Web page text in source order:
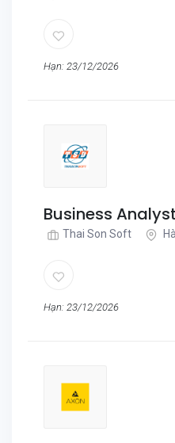
Hạn: 23/12/2026
Business
Thai Son Soft
Hạn: 23/12/2026